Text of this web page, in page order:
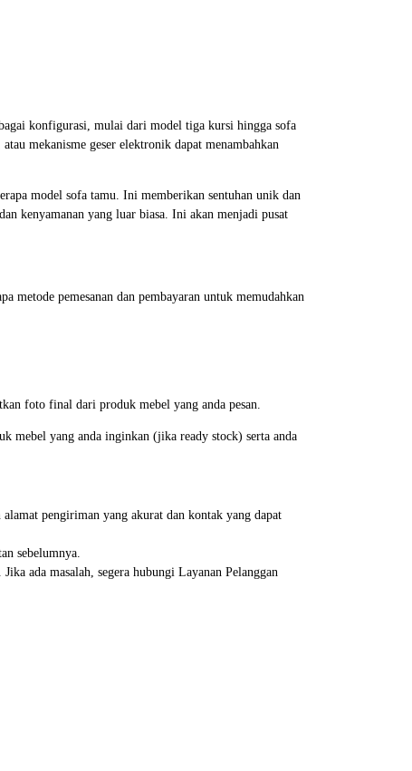
konfigurasi, mulai dari model tiga kursi hingga sofa
mekanisme geser elektronik dapat menambahkan
model sofa tamu. Ini memberikan sentuhan unik dan
kenyamanan yang luar biasa. Ini akan menjadi pusat
metode pemesanan dan pembayaran untuk memudahkan
foto final dari produk mebel yang anda pesan.
mebel yang anda inginkan (jika ready stock) serta anda
pengiriman yang akurat dan kontak yang dapat
sebelumnya.
ada masalah, segera hubungi Layanan Pelanggan